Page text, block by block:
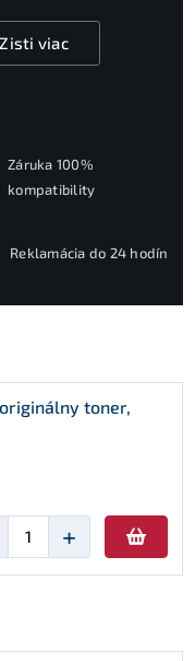
Zisti viac
Záruka 100%
kompatibility
Reklamácia do 24 hodín
toner,
+